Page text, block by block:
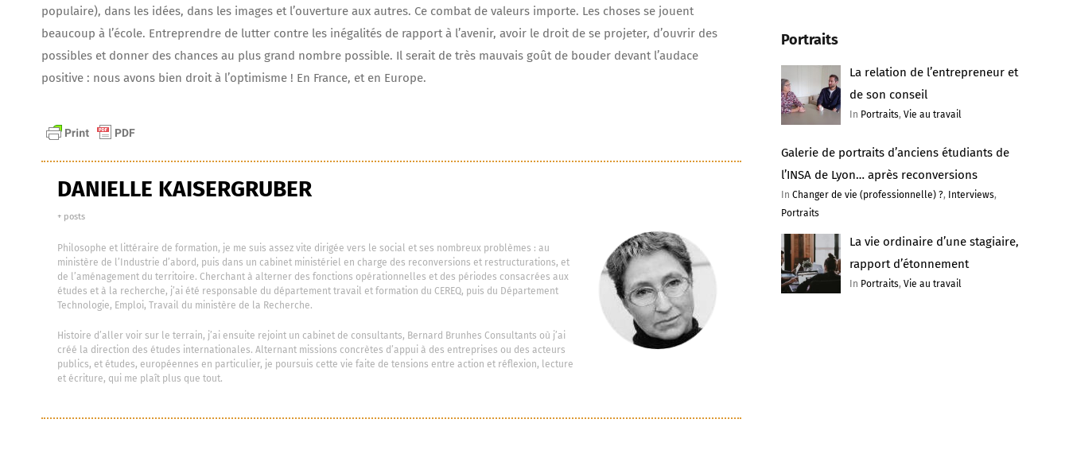
populaire), dans les idées, dans les images et l’ouverture aux autres. Ce combat de valeurs importe. Les choses se jouent
beaucoup à l’école. Entreprendre de lutter contre les inégalités de rapport à l’avenir, avoir le droit de se projeter, d’ouvrir des
possibles et donner des chances au plus grand nombre possible. Il serait de très mauvais goût de bouder devant l’audace
positive : nous avons bien droit à l’optimisme ! En France, et en Europe.
DANIELLE KAISERGRUBER
+ posts
Philosophe et littéraire de formation, je me suis assez vite dirigée vers le social et ses nombreux problèmes : au
ministère de l’Industrie d’abord, puis dans un cabinet ministériel en charge des reconversions et restructurations, et
de l’aménagement du territoire. Cherchant à alterner des fonctions opérationnelles et des périodes consacrées aux
études et à la recherche, j’ai été responsable du département travail et formation du CEREQ, puis du Département
Technologie, Emploi, Travail du ministère de la Recherche.
Histoire d’aller voir sur le terrain, j’ai ensuite rejoint un cabinet de consultants, Bernard Brunhes Consultants où j’ai
créé la direction des études internationales. Alternant missions concrètes d’appui à des entreprises ou des acteurs
publics, et études, européennes en particulier, je poursuis cette vie faite de tensions entre action et réflexion, lecture
et écriture, qui me plaît plus que tout.
Portraits
La relation de l’entrepreneur et
de son conseil
In Portraits,Vie au travail
Galerie de portraits d’anciens étudiants de
l’INSA de Lyon… après reconversions
In Changer de vie (professionnelle) ?, Interviews,
Portraits
La vie ordinaire d’une stagiaire,
rapport d’étonnement
In Portraits,Vie au travail